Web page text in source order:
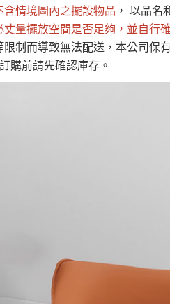
含情境圖內之擺設物品 ， 以品名
丈量擺放空間是否足夠 ，並自行
限制而導致無法配送，本公司保
訂購前請先確認庫存。
桃園
$ 9,000
$ 9,000
二日內(不含例假日)，我們客服
客服 LINE → @dershin）
先詢問是否現貨，若未詢問下單
方式請搜尋 Line ID →
範圍：限定北至基隆，南至苗栗
至基隆；其它地區暫不開放，如
物流人員的工作安全，賣家無提
型傢俱有組裝、配送的問題，並
與您通知，讓你不用整天在家等貨
百貨公司配送較為不易，故暫無法